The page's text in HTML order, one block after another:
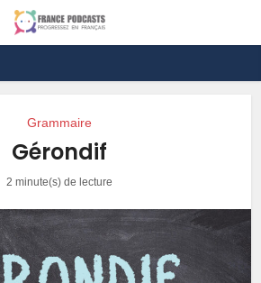
Grammaire
Gérondif
2 minute(s) de lecture